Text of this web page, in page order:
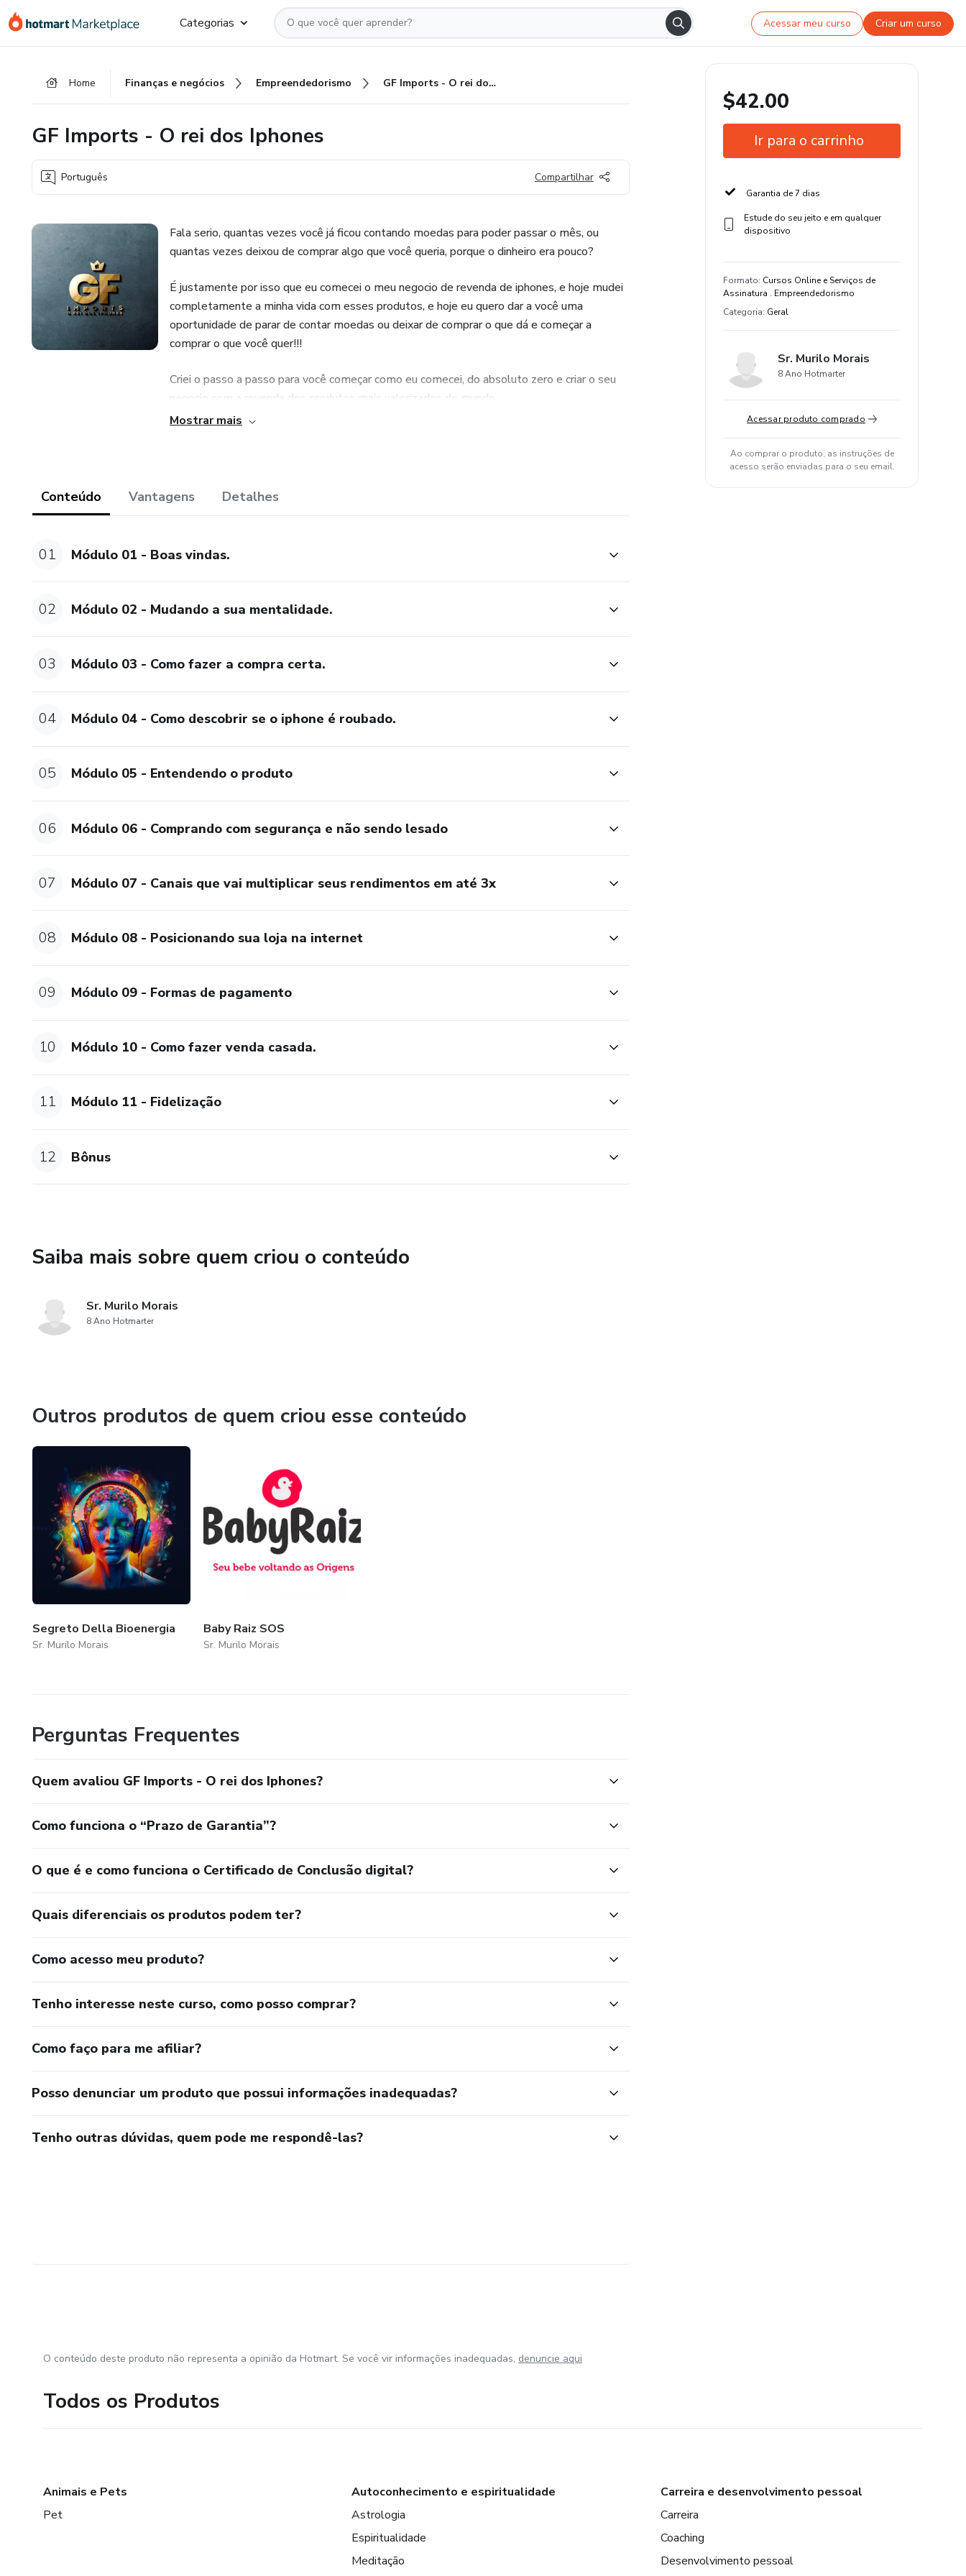
para
para
para
Categorias Acessar meu curso Criar um curso
Home Finanças e negócios Empreendedorismo GF Imports - O rei dos Iphones
GF Imports - O rei dos Iphones
Português Compartilhar
Fala serio, quantas vezes você já ficou contando moedas para poder passar o mês, ou
quantas vezes deixou de comprar algo que você queria, porque o dinheiro era pouco?
É justamente por isso que eu comecei o meu negocio de revenda de iphones, e hoje mudei
completamente a minha vida com esses produtos, e hoje eu quero dar a você uma
oportunidade de parar de contar moedas ou deixar de comprar o que dá e começar a
comprar o que você quer!!!
Criei o passo a passo para você começar como eu comecei, do absoluto zero e criar o seu
negocio com a revenda dos produtos mais valorizados do mundo.
Mostrar mais
Conteúdo Vantagens Detalhes
01 Módulo 01 - Boas vindas.
02 Módulo 02 - Mudando a sua mentalidade.
03 Módulo 03 - Como fazer a compra certa.
04 Módulo 04 - Como descobrir se o iphone é roubado.
05 Módulo 05 - Entendendo o produto
06 Módulo 06 - Comprando com segurança e não sendo lesado
07 Módulo 07 - Canais que vai multiplicar seus rendimentos em até 3x
08 Módulo 08 - Posicionando sua loja na internet
09 Módulo 09 - Formas de pagamento
10 Módulo 10 - Como fazer venda casada.
11 Módulo 11 - Fidelização
12 Bônus
Saiba mais sobre quem criou o conteúdo
Sr. Murilo Morais
8 Ano Hotmarter
Outros produtos de quem criou esse conteúdo
Segreto Della Bioenergia
Sr. Murilo Morais
Baby Raiz SOS
Sr. Murilo Morais
Perguntas Frequentes
Quem avaliou GF Imports - O rei dos Iphones?
Como funciona o “Prazo de Garantia”?
O que é e como funciona o Certificado de Conclusão digital?
Quais diferenciais os produtos podem ter?
Como acesso meu produto?
Tenho interesse neste curso, como posso comprar?
Como faço para me afiliar?
Posso denunciar um produto que possui informações inadequadas?
Tenho outras dúvidas, quem pode me respondê-las?
$42.00
Ir para o carrinho
Garantia de 7 dias
Estude do seu jeito e em qualquer
dispositivo
Formato: Cursos Online e Serviços de
Assinatura . Empreendedorismo
Categoria: Geral
Sr. Murilo Morais
8 Ano Hotmarter
Acessar produto comprado
Ao comprar o produto, as instruções de
acesso serão enviadas para o seu email.
O conteúdo deste produto não representa a opinião da Hotmart. Se você vir informações inadequadas, denuncie aqui
Todos os Produtos
Animais e Pets
Pet
Autoconhecimento e espiritualidade
Astrologia
Espiritualidade
Meditação
Carreira e desenvolvimento pessoal
Carreira
Coaching
Desenvolvimento pessoal